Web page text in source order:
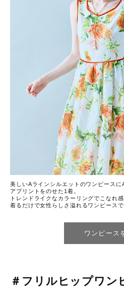
美しいAラインシルエットのワンピース
アプリントをのせた1着。
トレンドライクなカラーリングでこなれ感
着るだけで女性らしさ溢れるワンピースで
ワンピース
＃フリルヒップワン